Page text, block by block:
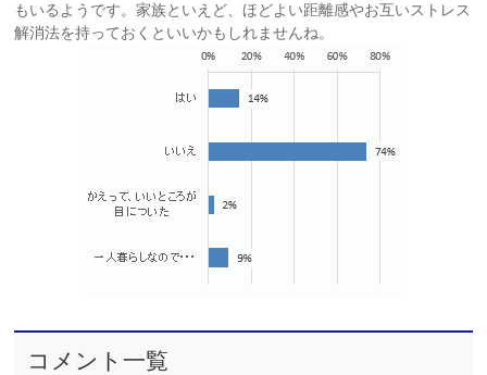
もいるようです。家族といえど、ほどよい距離感やお互いストレス
解消法を持っておくといいかもしれませんね。
コメント一覧